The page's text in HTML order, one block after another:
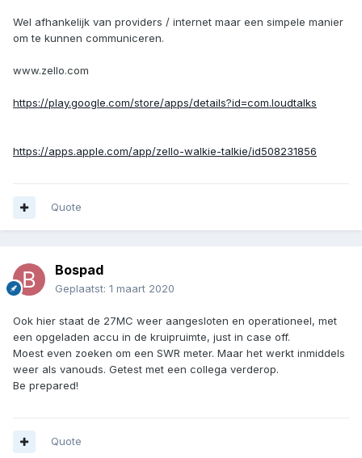
Wel afhankelijk van providers / internet maar een simpele manier
om te kunnen communiceren.
www.zello.com
https://play.google.com/store/apps/details?id=com.loudtalks
https://apps.apple.com/app/zello-walkie-talkie/id508231856
Quote
Bospad
Geplaatst: 1 maart 2020
Ook hier staat de 27MC weer aangesloten en operationeel, met
een opgeladen accu in de kruipruimte, just in case off.
Moest even zoeken om een SWR meter. Maar het werkt inmiddels
weer als vanouds. Getest met een collega verderop.
Be prepared!
Quote